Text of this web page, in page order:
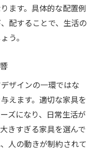
ます。具体的な配置例
配することで、生活の
う。
ザインの一環ではな
えます。適切な家具を
ズになり、日常生活が
きすぎる家具を選んで
人の動きが制約されて